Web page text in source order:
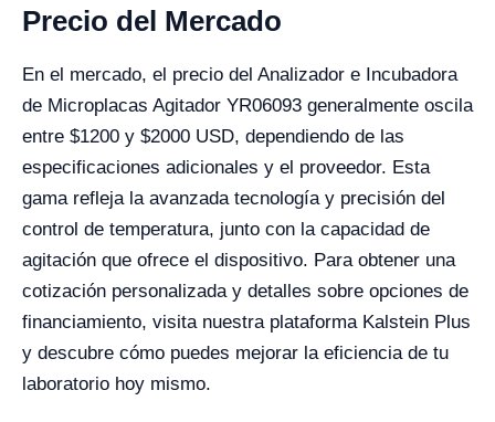
Precio del Mercado
En el mercado, el precio del Analizador e Incubadora
de Microplacas Agitador YR06093 generalmente oscila
entre $1200 y $2000 USD, dependiendo de las
especificaciones adicionales y el proveedor. Esta
gama refleja la avanzada tecnología y precisión del
control de temperatura, junto con la capacidad de
agitación que ofrece el dispositivo. Para obtener una
cotización personalizada y detalles sobre opciones de
financiamiento, visita nuestra plataforma Kalstein Plus
y descubre cómo puedes mejorar la eficiencia de tu
laboratorio hoy mismo.